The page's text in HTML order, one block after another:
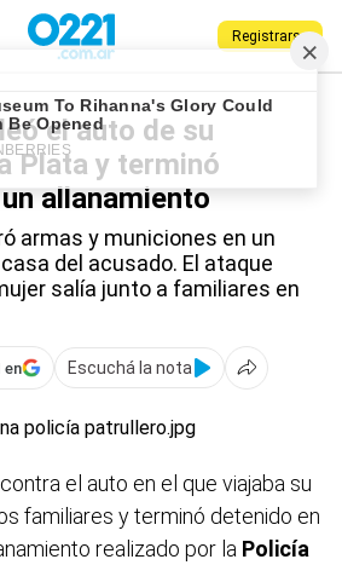
Registrarse
La Plata
el auto de su
Plata y terminó
allanamiento
armas y municiones en un
del acusado. El ataque
salía junto a familiares en
en
Escuchá la nota
el auto en el que viajaba su
familiares y terminó detenido en
realizado por la Policía